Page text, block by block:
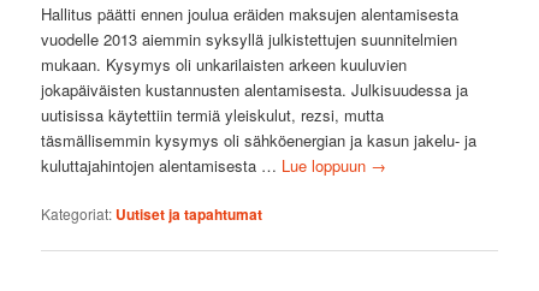
Hallitus päätti ennen joulua eräiden maksujen alentamisesta
vuodelle 2013 aiemmin syksyllä julkistettujen suunnitelmien
mukaan. Kysymys oli unkarilaisten arkeen kuuluvien
jokapäiväisten kustannusten alentamisesta. Julkisuudessa ja
uutisissa käytettiin termiä yleiskulut, rezsi, mutta
täsmällisemmin kysymys oli sähköenergian ja kasun jakelu- ja
kuluttajahintojen alentamisesta … Lue loppuun →
Kategoriat: Uutiset ja tapahtumat